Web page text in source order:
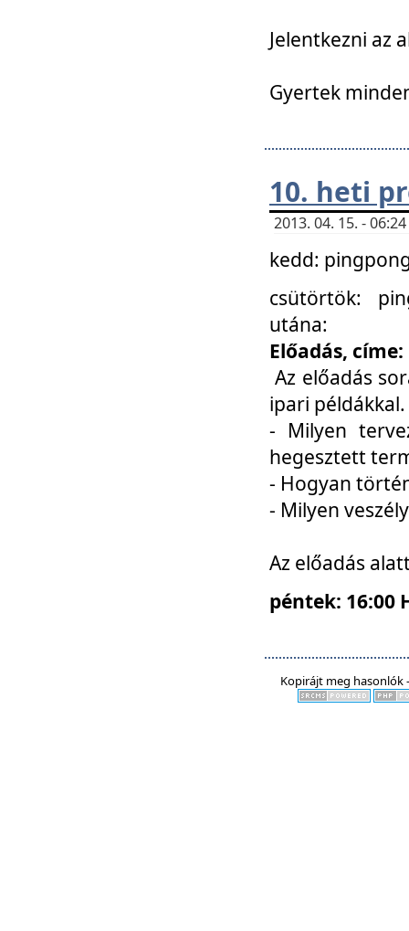
Jelentkezni az
Gyertek
10. heti
2013. 04. 15. -
kedd:
csütörtök:
utána:
Előadás,
Az előadás
ipari
- Milyen
hegesztett
- Hogyan
- Milyen
Az előadás
péntek: 16:00
Kopirájt meg hasonlók